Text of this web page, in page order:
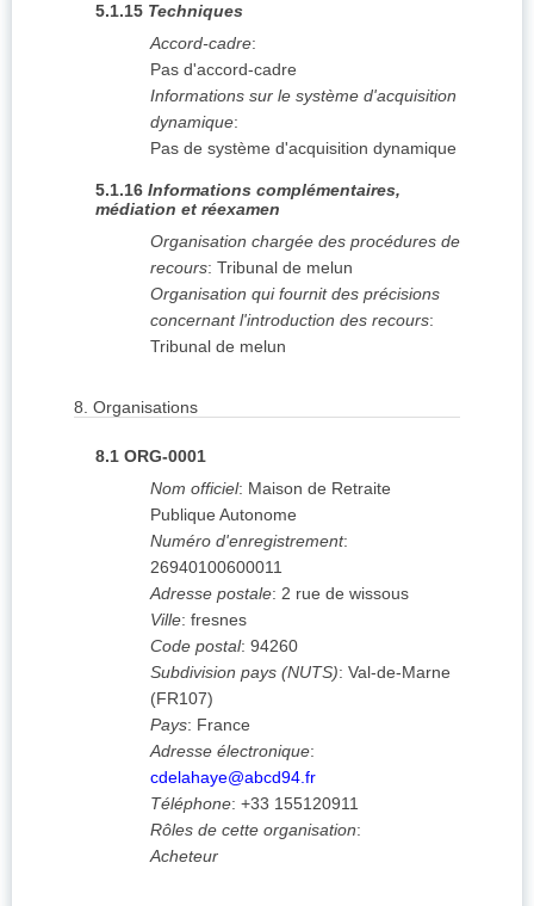
5.1.15 Techniques
Accord-cadre:
Pas d'accord-cadre
Informations sur le système d'acquisition
dynamique:
Pas de système d'acquisition dynamique
5.1.16 Informations complémentaires,
médiation et réexamen
Organisation chargée des procédures de
recours: Tribunal de melun
Organisation qui fournit des précisions
concernant l'introduction des recours:
Tribunal de melun
8. Organisations
8.1 ORG-0001
Nom officiel: Maison de Retraite
Publique Autonome
Numéro d'enregistrement:
26940100600011
Adresse postale: 2 rue de wissous
Ville: fresnes
Code postal: 94260
Subdivision pays (NUTS): Val-de-Marne
(FR107)
Pays: France
Adresse électronique:
cdelahaye@abcd94.fr
Téléphone: +33 155120911
Rôles de cette organisation:
Acheteur